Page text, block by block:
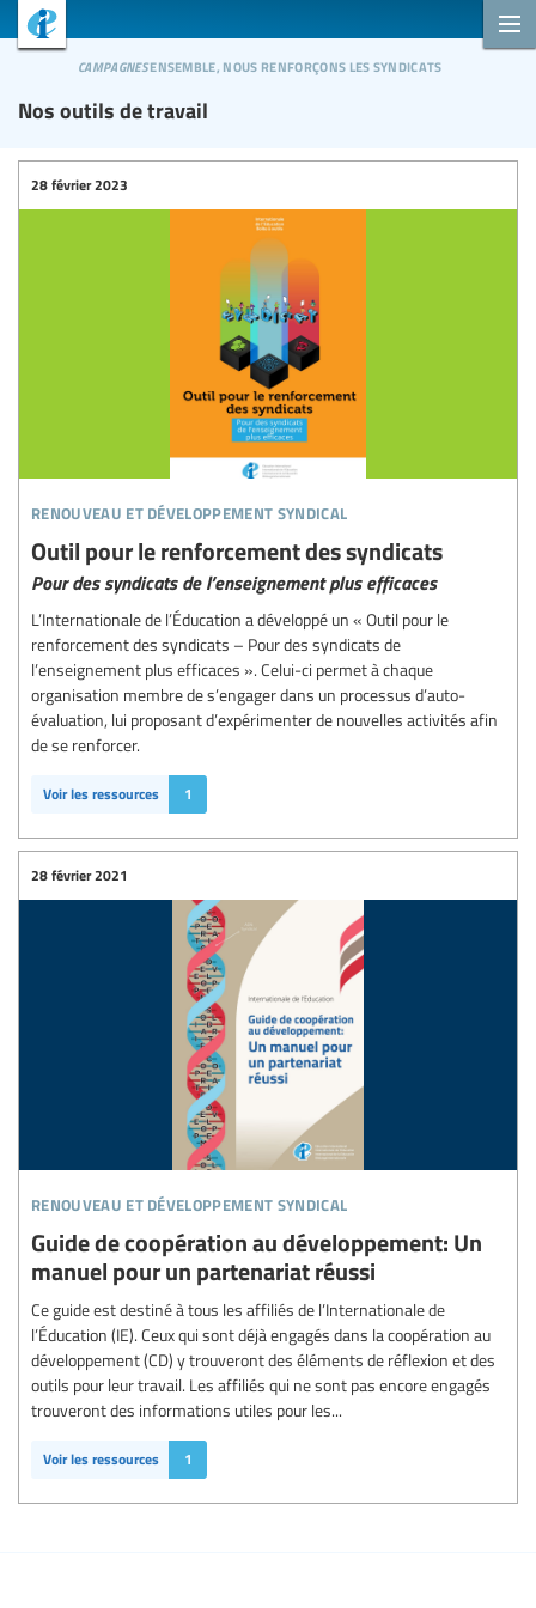
Nos outils de travail
campagnesensemble, nous renforçons les syndicats
renouveau et développement syndical
Outil pour le renforcement des syndicats
Pour des syndicats de l’enseignement plus efficaces
28 février 2023
L’Internationale de l’Éducation a développé un « Outil pour le
renforcement des syndicats – Pour des syndicats de
l’enseignement plus efficaces ». Celui-ci permet à chaque
organisation membre de s’engager dans un processus d’auto-
évaluation, lui proposant d’expérimenter de nouvelles activités afin
de se renforcer.
Voir les ressources 1
renouveau et développement syndical
Guide de coopération au développement: Un
manuel pour un partenariat réussi
28 février 2021
Ce guide est destiné à tous les affiliés de l’Internationale de
l’Éducation (IE). Ceux qui sont déjà engagés dans la coopération au
développement (CD) y trouveront des éléments de réflexion et des
outils pour leur travail. Les affiliés qui ne sont pas encore engagés
trouveront des informations utiles pour les...
Voir les ressources 1